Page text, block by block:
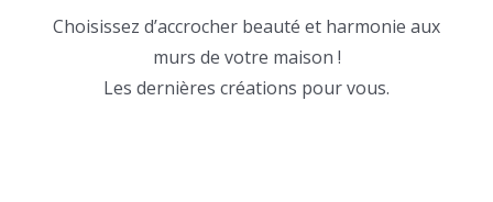
Choisissez d’accrocher beauté et harmonie aux
murs de votre maison !
Les dernières créations pour vous.